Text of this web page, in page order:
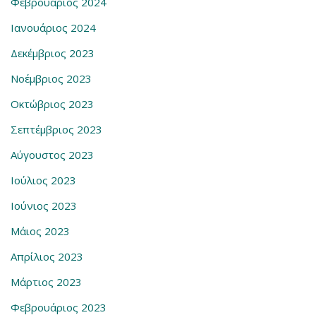
Ιανουάριος 2024
Δεκέμβριος 2023
Νοέμβριος 2023
Οκτώβριος 2023
Σεπτέμβριος 2023
Αύγουστος 2023
Ιούλιος 2023
Ιούνιος 2023
Μάιος 2023
Απρίλιος 2023
Μάρτιος 2023
Φεβρουάριος 2023